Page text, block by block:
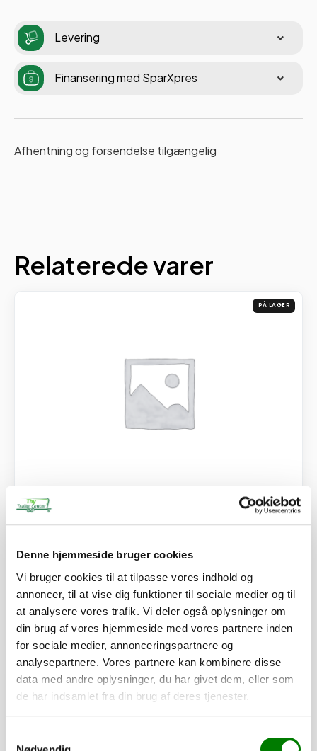
Denne hjemmeside bruger cookies
Vi bruger cookies til at tilpasse vores indhold og
annoncer, til at vise dig funktioner til sociale medier og til
at analysere vores trafik. Vi deler også oplysninger om
din brug af vores hjemmeside med vores partnere inden
for sociale medier, annonceringspartnere og
analysepartnere. Vores partnere kan kombinere disse
data med andre oplysninger, du har givet dem, eller som
de har indsamlet fra din brug af deres tjenester.
Levering
Finansering med SparXpres
Afhentning og forsendelse tilgængelig
Relaterede varer
PÅ LAGER
SKU: 60916
Hårnåle-fjedersplit - FZB - 2,0 mm
8,50 kr.
Afhentning og forsendelse
Se detaljer
PÅ LAGER